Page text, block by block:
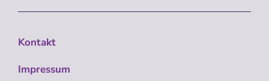
Kontakt
Impressum